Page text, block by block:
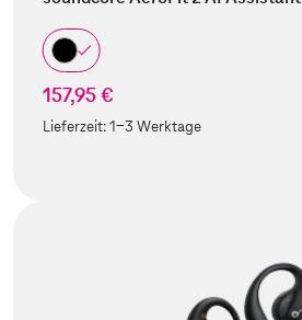
157,95 €
Lieferzeit:1-3 Werktage